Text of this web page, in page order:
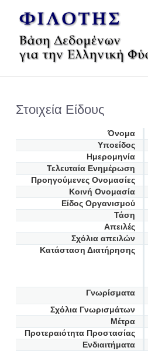
Στοιχεία Είδους
Όνομα
Υποείδος
Ημερομηνία
Τελευταία Ενημέρωση
Προηγούμενες Oνομασίες
Κοινή Ονομασία
Είδος Οργανισμού
Τάση
Απειλές
Σχόλια απειλών
Κατάσταση Διατήρησης
Γνωρίσματα
Σχόλια Γνωρισμάτων
Μέτρα
Προτεραιότητα Προστασίας
Ενδιαιτήματα